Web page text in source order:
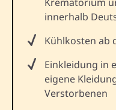
innerhalb
Kühlkosten ab
Einkleidung in
eigene
Verstorbenen